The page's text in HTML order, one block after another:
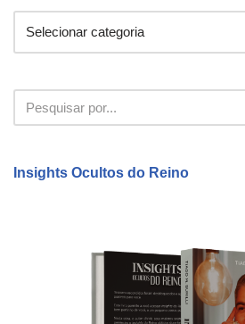
Insights Ocultos do Reino